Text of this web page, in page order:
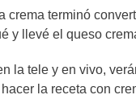
terminó
y llevé el queso
la tele y en vivo,
la receta con